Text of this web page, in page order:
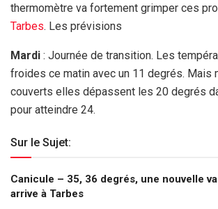
thermomètre va fortement grimper ces
Tarbes. Les prévisions
Mardi : Journée de transition. Les
froides ce matin avec un 11 degrés. Mais
couverts elles dépassent les 20 degrés
pour atteindre 24.
Sur le Sujet:
Canicule – 35, 36 degrés, une nouvelle
arrive à Tarbes